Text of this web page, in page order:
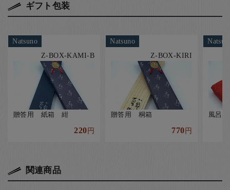
ギフト包装
Natsuno
Z-BOX-KAMI-B
贈答用 紙箱 紺
220円
Natsuno
Z-BOX-KIRI
贈答用 桐箱
770円
風呂
関連商品